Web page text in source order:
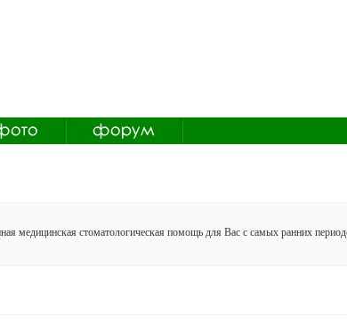
медицинская стоматологическая помощь для Вас с самых ранних